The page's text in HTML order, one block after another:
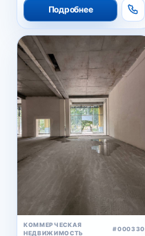
Подробнее
КОММЕРЧЕСКАЯ
НЕДВИЖИМОСТЬ
#000330